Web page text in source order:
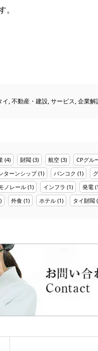
イ,不動産・建設,サービス,企業解
(4) 財閥 (3) 航空 (3) CPグル
ターンシップ(1) バンコク (1)
ノレール (1) インフラ (1) 発電
外食 (1) ホテル (1) タイ財閥